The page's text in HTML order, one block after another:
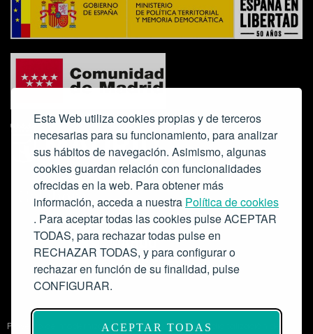
Esta Web utiliza cookies propias y de terceros
necesarias para su funcionamiento, para analizar
sus hábitos de navegación. Asimismo, algunas
cookies guardan relación con funcionalidades
ofrecidas en la web. Para obtener más
información, acceda a nuestra Política de cookies
. Para aceptar todas las cookies pulse ACEPTAR
TODAS, para rechazar todas pulse en
RECHAZAR TODAS, y para configurar o
rechazar en función de su finalidad, pulse
CONFIGURAR.
ACEPTAR TODAS
Colabora:
Proyecto de modernización de infraestructuras y digitalización del